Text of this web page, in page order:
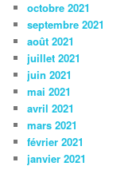
octobre 2021
septembre 2021
août 2021
juillet 2021
juin 2021
mai 2021
avril 2021
mars 2021
février 2021
janvier 2021